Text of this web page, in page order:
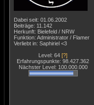
Dabei seit: 01.06.2002
Beiträge: 11.142
Herkunft: Bielefeld / NRW
Funktion: Administrator / Flamer
Verliebt in: Saphiriel <3
Level: 64 [?]
Erfahrungspunkte: 98.427.362
Nächster Level: 100.000.000